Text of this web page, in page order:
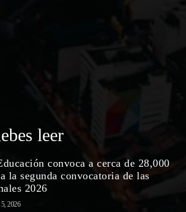
leer
convoca a cerca de 28,000
la segunda convocatoria de las
2026
2026